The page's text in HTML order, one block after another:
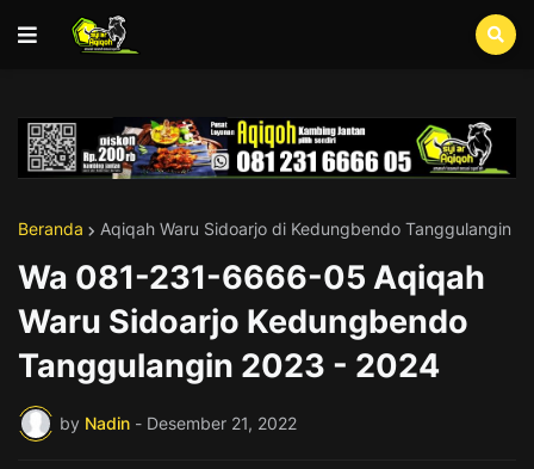
Beranda Aqiqah Waru Sidoarjo di Kedungbendo Tanggulangin
Wa 081-231-6666-05 Aqiqah
Waru Sidoarjo Kedungbendo
Tanggulangin 2023 - 2024
by Nadin - Desember 21, 2022